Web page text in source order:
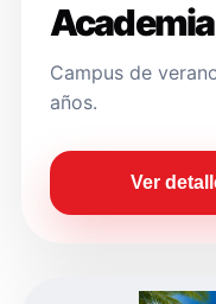
Campus de
años.
Ver